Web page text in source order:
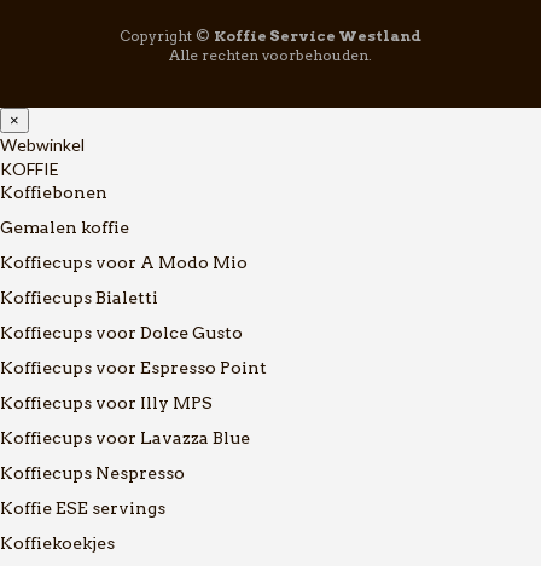
Copyright © Koffie Service Westland
Alle rechten voorbehouden.
×
Webwinkel
KOFFIE
Koffiebonen
Gemalen koffie
Koffiecups voor A Modo Mio
Koffiecups Bialetti
Koffiecups voor Dolce Gusto
Koffiecups voor Espresso Point
Koffiecups voor Illy MPS
Koffiecups voor Lavazza Blue
Koffiecups Nespresso
Koffie ESE servings
Koffiekoekjes